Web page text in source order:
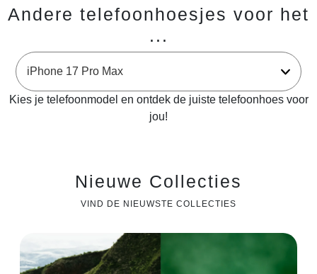
Andere telefoonhoesjes voor het
...
Kies je telefoonmodel en ontdek de juiste telefoonhoes voor
jou!
Nieuwe Collecties
VIND DE NIEUWSTE COLLECTIES